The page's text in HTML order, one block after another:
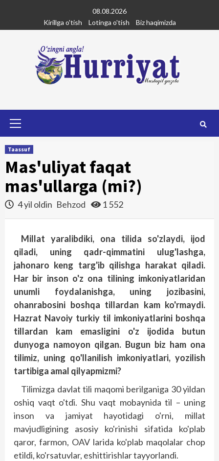
content
08.08.2026
Kirillga o'tish
Lotinga o'tish Biz haqimizda
Taassuf
Mas'uliyat faqat
mas'ullarga (mi?)
4 yil oldin Behzod 1 552
Millat yaralibdiki, ona tilida so'zlaydi, ijod
qiladi, uning qadr-qimmatini ulug'lashga,
jahonaro keng targ'ib qilishga harakat qiladi.
Har bir inson o'z ona tilining imkoniyatlaridan
unumli foydalanishga, uning jozibasini,
ohanrabosini boshqa tillardan kam ko'rmaydi.
Hazrat Navoiy turkiy til imkoniyatlarini boshqa
tillardan kam emasligini o'z ijodida butun
dunyoga namoyon qilgan. Bugun biz ham ona
tilimiz, uning qo'llanilish imkoniyatlari, yozilish
tartibiga amal qilyapmizmi?
Tilimizga davlat tili maqomi berilganiga 30 yildan
oshiq vaqt o'tdi. Shu vaqt mobaynida til – uning
inson va jamiyat hayotidagi o'rni, millat
mavjudligining asosiy ko'rinishi sifatida ko'plab
qaror, farmon, OAV larida ko'plab maqolalar chop
etildi, ko'rsatuvlar, eshittirishlar tayyorlandi.